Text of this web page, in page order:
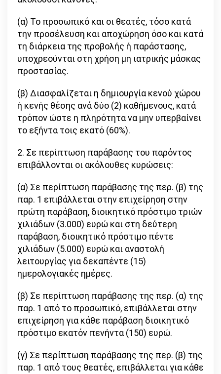
(α) Το προσωπικό και οι θεατές, τόσο κατά
την προσέλευση και αποχώρηση όσο και κατά
τη διάρκεια της προβολής ή παράστασης,
υποχρεούνται στη χρήση μη ιατρικής μάσκας
προστασίας.
(β) Διασφαλίζεται η δημιουργία κενού χώρου
ή κενής θέσης ανά δύο (2) καθήμενους, κατά
τρόπον ώστε η πληρότητα να μην υπερβαίνει
το εξήντα τοις εκατό (60%).
2. Σε περίπτωση παράβασης του παρόντος
επιβάλλονται οι ακόλουθες κυρώσεις:
(α) Σε περίπτωση παράβασης της περ. (β) της
παρ. 1 επιβάλλεται στην επιχείρηση στην
πρώτη παράβαση, διοικητικό πρόστιμο τριών
χιλιάδων (3.000) ευρώ και στη δεύτερη
παράβαση, διοικητικό πρόστιμο πέντε
χιλιάδων (5.000) ευρώ και αναστολή
λειτουργίας για δεκαπέντε (15)
ημερολογιακές ημέρες.
(β) Σε περίπτωση παράβασης της περ. (α) της
παρ. 1 από το προσωπικό, επιβάλλεται στην
επιχείρηση για κάθε παράβαση διοικητικό
πρόστιμο εκατόν πενήντα (150) ευρώ.
(γ) Σε περίπτωση παράβασης της περ. (β) της
παρ. 1 από τους θεατές, επιβάλλεται για κάθε